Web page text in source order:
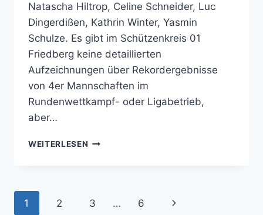
Natascha Hiltrop, Celine Schneider, Luc
Dingerdißen, Kathrin Winter, Yasmin
Schulze. Es gibt im Schützenkreis 01
Friedberg keine detaillierten
Aufzeichnungen über Rekordergebnisse
von 4er Mannschaften im
Rundenwettkampf- oder Ligabetrieb,
aber…
WEITERLESEN SPORTSCHÜTZEN
Seitennavigation
1 2 3 … 6 Nächste